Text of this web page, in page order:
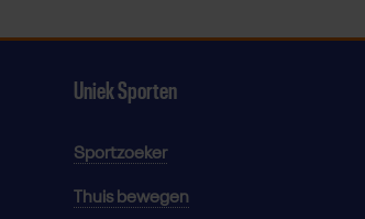
Uniek Sporten
Sportzoeker
Thuis bewegen